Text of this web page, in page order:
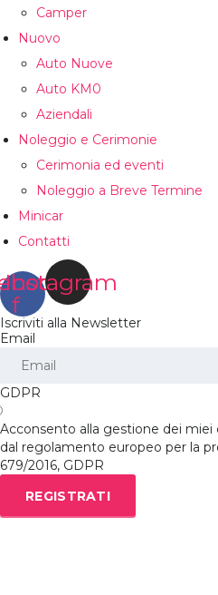
Camper
Nuovo
Auto Nuove
Auto KM0
Aziendali
Noleggio e Cerimonie
Cerimonia ed eventi
Noleggio a Breve Termine
Minicar
Contatti
f
Instagram
Iscriviti alla Newsletter
Email
GDPR
Acconsento alla gestione dei
dal regolamento europeo per la
679/2016, GDPR
REGISTRATI